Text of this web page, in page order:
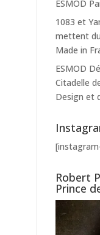
ESMOD
1083 et
mettent
Made in
ESMOD
Citadelle
Design et
Robert
Prince